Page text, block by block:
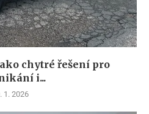
chytré řešení pro
i...
1. 2026